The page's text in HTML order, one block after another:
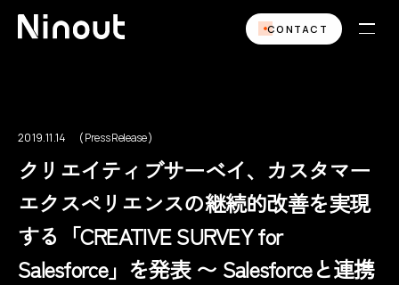
CONTACT
2019.11.14
Press Release
クリエイティブサーベイ、カスタマー
エクスペリエンスの継続的改善を実現
する「CREATIVE SURVEY for
Salesforce」を発表 〜 Salesforceと連携